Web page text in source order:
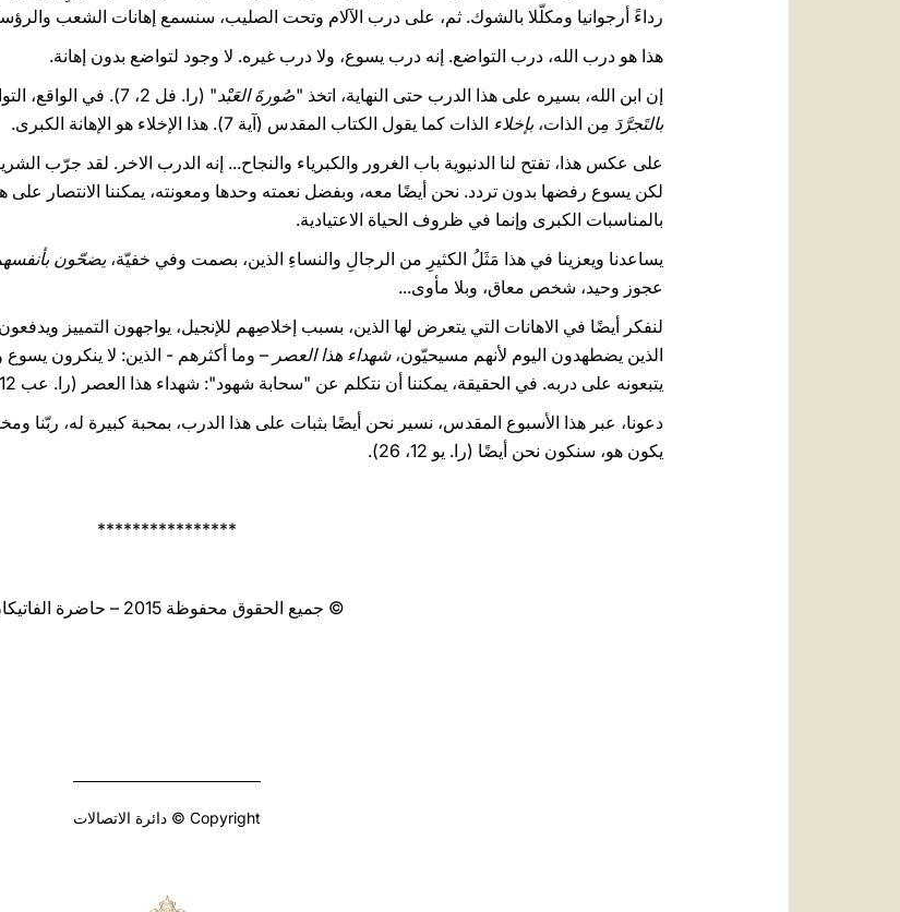
رداءً أرجوانيا ومكلّلا بالشوك. ثم، على درب الآلام وتحت الصليب، سنسمع إهانات الشعب
هذا هو درب الله، درب التواضع. إنه درب يسوع، ولا درب غيره. لا وجود لتواضع بدون إهانة.
إن ابن الله، بسيره على هذا الدرب حتى النهاية، اتخذ "صُورةَ العَبْد" (را. فل 2، 7). في الواقع، التواضع يعني أيضًا خدمة، ويعني إعطاء مجالا لله
بالتَجرَّدَ مِن الذات،بإخلاء الذات كما يقول الكتاب المقدس (آية 7). هذا الإخلاء هو الإهانة الكبرى.
على عكس هذا، تفتح لنا الدنيوية باب الغرور والكبرياء والنجاح... إنه الدرب الاخر. لقد جرّب
لكن يسوع رفضها بدون تردد. نحن أيضًا معه، وبفضل نعمته وحدها ومعونته، يمكننا الانتصار على
بالمناسبات الكبرى وإنما في ظروف الحياة الاعتيادية.
يساعدنا ويعزينا في هذا مَثَلُ الكثيرِ من الرجالِ والنساءِ الذين، بصمت وفي خفيّة،يضحّون
عجوز وحيد، شخص معاق، وبلا مأوى...
لنفكر أيضًا في الاهانات التي يتعرض لها الذين، بسبب إخلاصِهم للإنجيل، يواجهون التمييز
الذين يضطهدون اليوم لأنهم مسيحيّون،شهداء هذا العصر – وما أكثرهم - الذين: لا ينكرون يسوع
يتبعونه على دربه. في الحقيقة، يمكننا أن نتكلم عن "سحابة شهود": شهداء هذا العصر (را. عب 12، 1).
دعونا، عبر هذا الأسبوع المقدس، نسير نحن أيضًا بثبات على هذا الدرب، بمحبة كبيرة له، ربّنا
يكون هو، سنكون نحن أيضًا (را. يو 12، 26).
****************
© جميع الحقوق محفوظة 2015 – حاضرة الفاتيكان
Copyright © دائرة الاتصالات